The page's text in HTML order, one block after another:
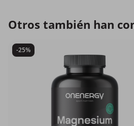
Otros también han
-25%